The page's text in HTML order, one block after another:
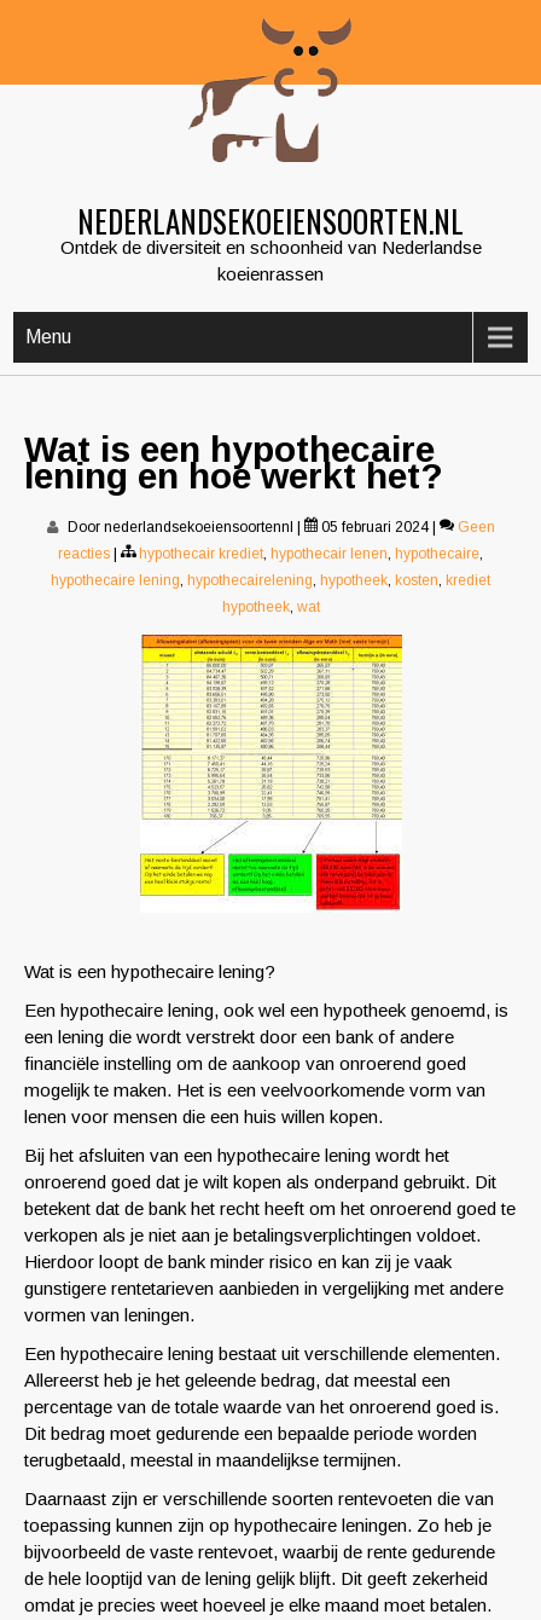
NEDERLANDSEKOEIENSOORTEN.NL
Ontdek de diversiteit en schoonheid van Nederlandse
koeienrassen
Menu
Wat is een hypothecaire
lening en hoe werkt het?
Door nederlandsekoeiensoortennl 05 februari 2024
Geen
reacties
hypothecair krediet, hypothecair lenen, hypothecaire,
hypothecaire lening, hypothecairelening, hypotheek, kosten, krediet
hypotheek, wat
Wat is een hypothecaire lening?
Een hypothecaire lening, ook wel een hypotheek genoemd, is
een lening die wordt verstrekt door een bank of andere
financiële instelling om de aankoop van onroerend goed
mogelijk te maken. Het is een veelvoorkomende vorm van
lenen voor mensen die een huis willen kopen.
Bij het afsluiten van een hypothecaire lening wordt het
onroerend goed dat je wilt kopen als onderpand gebruikt. Dit
betekent dat de bank het recht heeft om het onroerend goed te
verkopen als je niet aan je betalingsverplichtingen voldoet.
Hierdoor loopt de bank minder risico en kan zij je vaak
gunstigere rentetarieven aanbieden in vergelijking met andere
vormen van leningen.
Een hypothecaire lening bestaat uit verschillende elementen.
Allereerst heb je het geleende bedrag, dat meestal een
percentage van de totale waarde van het onroerend goed is.
Dit bedrag moet gedurende een bepaalde periode worden
terugbetaald, meestal in maandelijkse termijnen.
Daarnaast zijn er verschillende soorten rentevoeten die van
toepassing kunnen zijn op hypothecaire leningen. Zo heb je
bijvoorbeeld de vaste rentevoet, waarbij de rente gedurende
de hele looptijd van de lening gelijk blijft. Dit geeft zekerheid
omdat je precies weet hoeveel je elke maand moet betalen.